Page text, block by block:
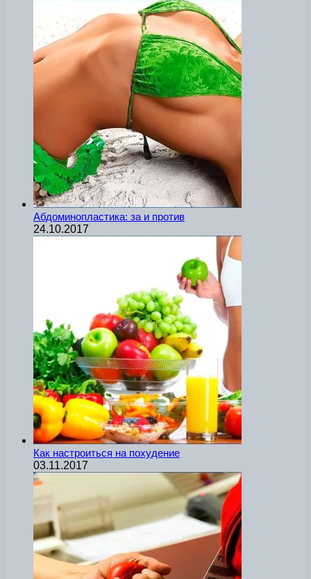
Абдоминопластика: за и против
24.10.2017
Как настроиться на похудение
03.11.2017